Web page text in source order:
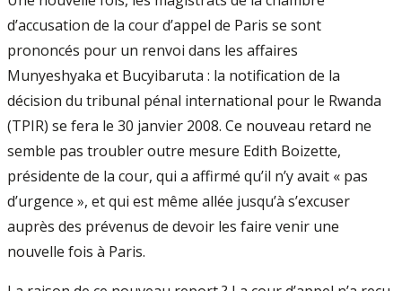
d’accusation de la cour d’appel de Paris se sont
prononcés pour un renvoi dans les affaires
Munyeshyaka et Bucyibaruta : la notification de la
décision du tribunal pénal international pour le Rwanda
(TPIR) se fera le 30 janvier 2008. Ce nouveau retard ne
semble pas troubler outre mesure Edith Boizette,
présidente de la cour, qui a affirmé qu’il n’y avait « pas
d’urgence », et qui est même allée jusqu’à s’excuser
auprès des prévenus de devoir les faire venir une
nouvelle fois à Paris.